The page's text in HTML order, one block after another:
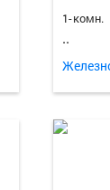
1-комн.
..